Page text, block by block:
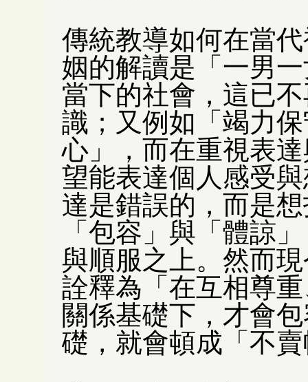
傳統教導如何在當
姻的解讀是「一男
當下的社會，這已
識；又例如「竭力
心」，而在重視表
望能表達個人感受
達是錯誤的，而是
「包容」與「體諒
與順服之上。然而
詮釋為「在互相尊
關係基礎下，才會
礎，就會頓成「不